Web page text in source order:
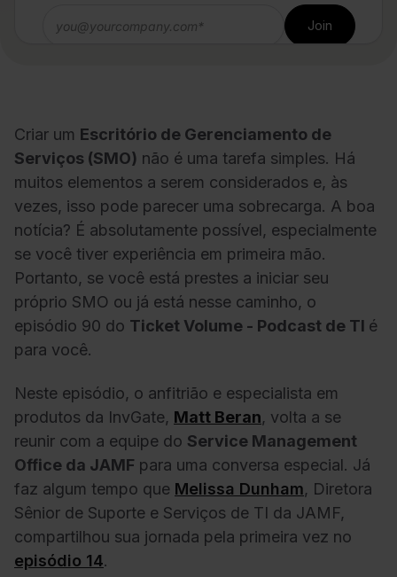
Criar um Escritório de Gerenciamento de
Serviços (SMO) não é uma tarefa simples. Há
muitos elementos a serem considerados e, às
vezes, isso pode parecer uma sobrecarga. A boa
notícia? É absolutamente possível, especialmente
se você tiver experiência em primeira mão.
Portanto, se você está prestes a iniciar seu
próprio SMO ou já está nesse caminho, o
episódio 90 do Ticket Volume - Podcast de TI é
para você.
Neste episódio, o anfitrião e especialista em
produtos da InvGate, Matt Beran, volta a se
reunir com a equipe do Service Management
Office da JAMF para uma conversa especial. Já
faz algum tempo que Melissa Dunham, Diretora
Sênior de Suporte e Serviços de TI da JAMF,
compartilhou sua jornada pela primeira vez no
episódio 14.